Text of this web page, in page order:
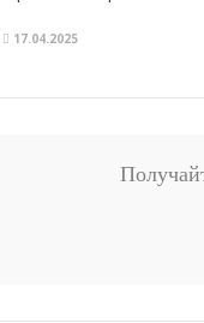
17.04.2025